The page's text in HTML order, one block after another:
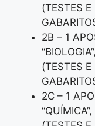
(TESTES
2B – 1
(TESTES
2C – 1